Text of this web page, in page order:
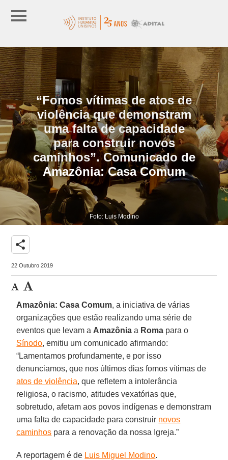
“Fomos vítimas de atos de
violência que demonstram
uma falta de capacidade
para construir novos
caminhos”. Comunicado de
Amazônia: Casa Comum
Foto: Luis Modino
share
22 Outubro 2019
Amazônia: Casa Comum, a iniciativa de várias
organizações que estão realizando uma série de
eventos que levam a Amazônia a Roma para o
Sínodo, emitiu um comunicado afirmando:
“Lamentamos profundamente, e por isso
denunciamos, que nos últimos dias fomos vítimas de
atos de violência, que refletem a intolerância
religiosa, o racismo, atitudes vexatórias que,
sobretudo, afetam aos povos indígenas e demonstram
uma falta de capacidade para construir novos
caminhos para a renovação da nossa Igreja.”
A reportagem é de Luis Miguel Modino.